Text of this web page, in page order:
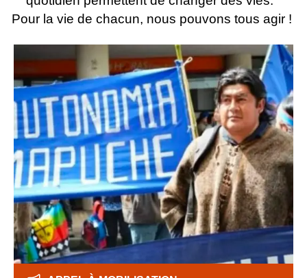
Pour la vie de chacun, nous pouvons tous agir !